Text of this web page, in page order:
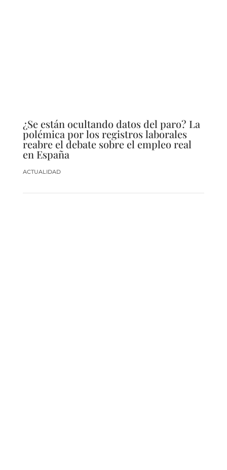
¿Se están ocultando datos del paro? La
polémica por los registros laborales
reabre el debate sobre el empleo real
en España
ACTUALIDAD